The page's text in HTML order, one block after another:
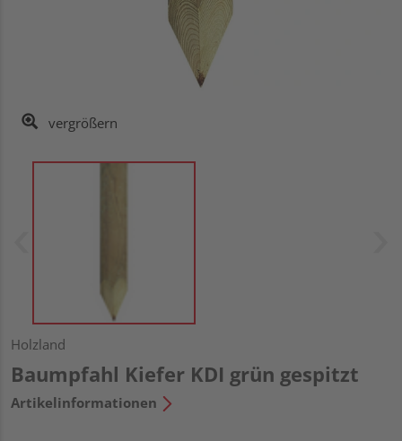
vergrößern
Holzland
Baumpfahl Kiefer KDI grün gespitzt
Artikelinformationen